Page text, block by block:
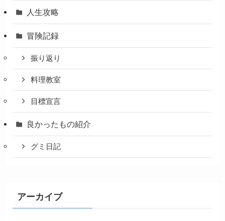
人生攻略
冒険記録
振り返り
料理教室
目標宣言
良かったもの紹介
グミ日記
アーカイブ